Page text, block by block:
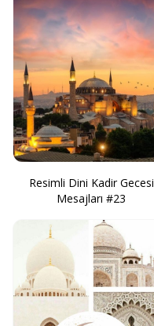
Resimli Dini Kadir Gecesi
Mesajları #23